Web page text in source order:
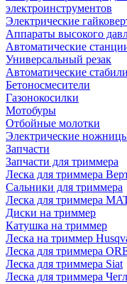
электроинструментов
Электрические
Аппараты высокого
Автоматические
Универсальный резак
Автоматические
Бетоносмесители
Газонокосилки
Мотобуры
Отбойные молотки
Электрические
Запчасти
Запчасти для триммера
Леска для триммера
Сальники для триммера
Леска для триммера
Диски на триммер
Катушка на триммер
Леска на триммер
Леска для триммера
Леска для триммера Siat
Леска для триммера